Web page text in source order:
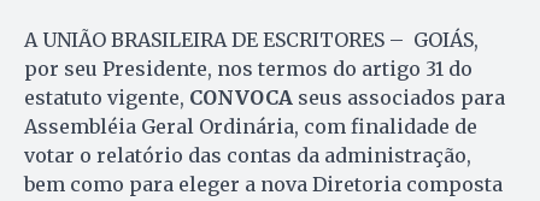
A UNIÃO BRASILEIRA DE ESCRITORES – GOIÁS,
por seu Presidente, nos termos do artigo 31 do
estatuto vigente, CONVOCA seus associados para
Assembléia Geral Ordinária, com finalidade de
votar o relatório das contas da administração,
bem como para eleger a nova Diretoria composta